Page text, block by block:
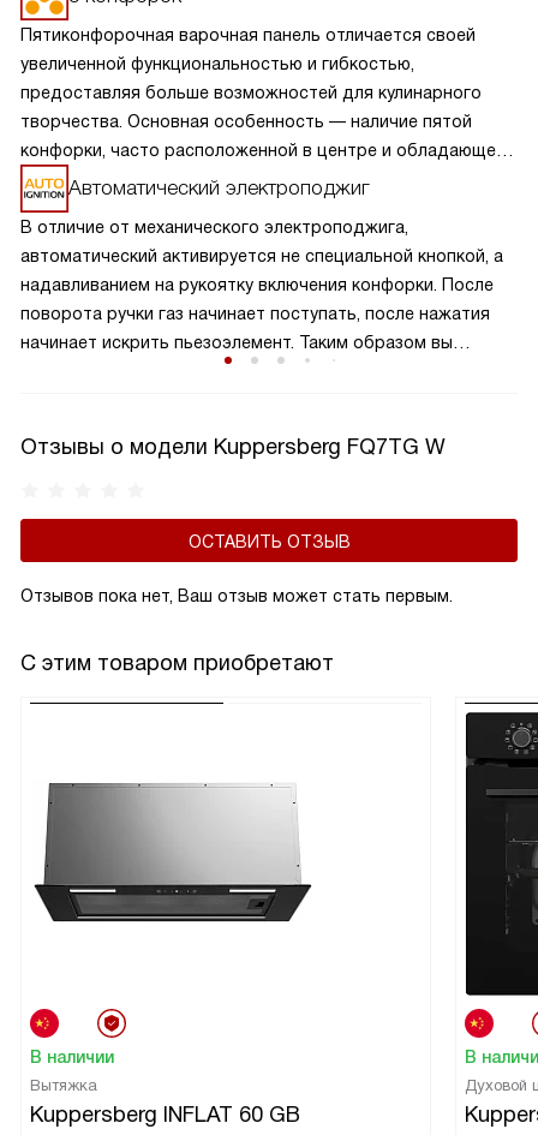
Пятиконфорочная варочная панель отличается своей
увеличенной функциональностью и гибкостью,
предоставляя больше возможностей для кулинарного
творчества. Основная особенность — наличие пятой
конфорки, часто расположенной в центре и обладающей
большей мощностью или специальной формой для
больших кастрюль и сковород. Это позволяет
одновременно готовить разнообразные блюда,
оптимизируя процесс приготовления. Такая панель
идеально подходит для больших семей или любителей
часто готовить, обеспечивая удобство и эффективность
на кухне.
Автоматический электроподжиг
В отличие от механического электроподжига,
автоматический активируется не специальной кнопкой, а
надавливанием на рукоятку включения конфорки. После
поворота ручки газ начинает поступать, после нажатия
начинает искрить пьезоэлемент. Таким образом вы
Отзывы о модели Kuppersberg FQ7TG W
ОСТАВИТЬ ОТЗЫВ
Отзывов пока нет, Ваш отзыв может стать первым.
С этим товаром приобретают
В наличии
Вытяжка
Kuppersberg INFLAT 60 GB
В
Духовой